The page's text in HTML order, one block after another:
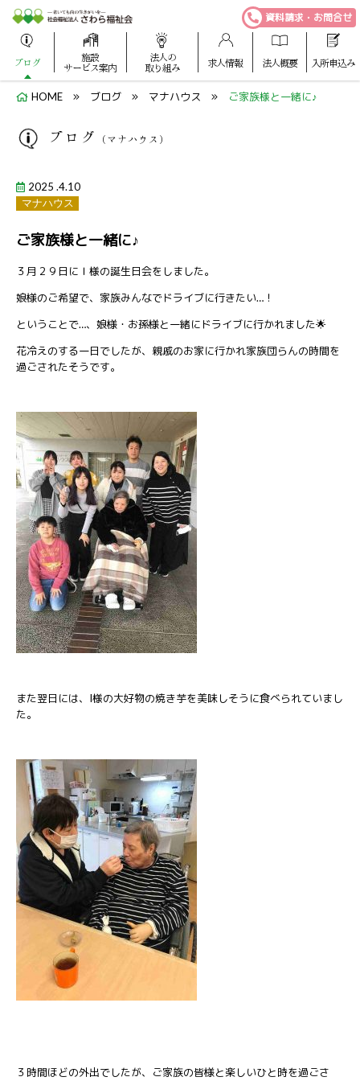
ブログ
施設
サービス案内
法人の
取り組み
求人情報 法人概要 入所申込み
資料請求・お問合せ
HOME ブログ マナハウス ご家族様と一緒に♪
ブログ （マナハウス）
2025 .4.10
マナハウス
ご家族様と一緒に♪
３月２９日にＩ様の誕生日会をしました。
娘様のご希望で、家族みんなでドライブに行きたい…！
ということで…、娘様・お孫様と一緒にドライブに行かれました🌟
花冷えのする一日でしたが、親戚のお家に行かれ家族団らんの時間を
過ごされたそうです。
また翌日には、I様の大好物の焼き芋を美味しそうに食べられていまし
た。
３時間ほどの外出でしたが、ご家族の皆様と楽しいひと時を過ごさ